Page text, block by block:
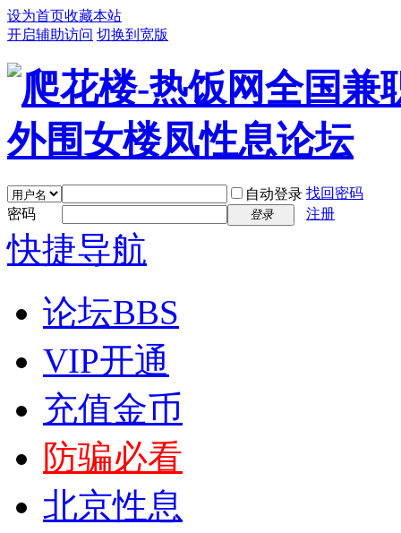
设为首页收藏本站
开启辅助访问 切换到宽版
自动登录 找回密码
密码
登录 注册
快捷导航
论坛BBS
VIP开通
充值金币
防骗必看
北京性息